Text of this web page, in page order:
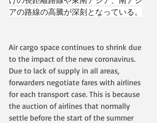
アの路線の高騰が深刻となっている。
Air cargo space continues to shrink due
to the impact of the new coronavirus.
Due to lack of supply in all areas,
forwarders negotiate fares with airlines
for each transport case. This is because
the auction of airlines that normally
settle before the start of the summer